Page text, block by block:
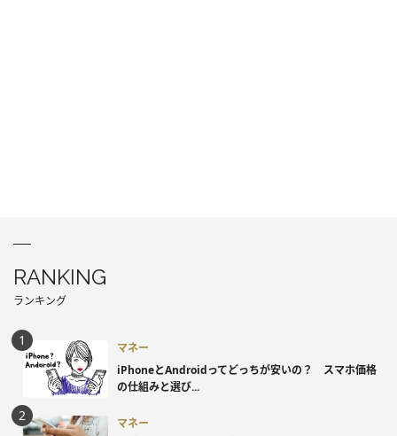
RANKING
ランキング
マネー
iPhoneとAndroidってどっちが安いの？ スマホ価格
の仕組みと選び...
マネー